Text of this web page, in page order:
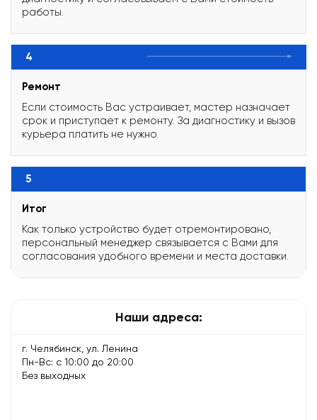
работы.
4
Ремонт
Если стоимость Вас устраивает, мастер назначает
срок и приступает к ремонту. За диагностику и вызов
курьера платить не нужно.
5
Итог
Как только устройство будет отремонтировано,
персональный менеджер связывается с Вами для
согласования удобного времени и места доставки.
Наши адреса:
г. Челябинск, ул. Ленина
Пн-Вс: с 10:00 до 20:00
Без выходных